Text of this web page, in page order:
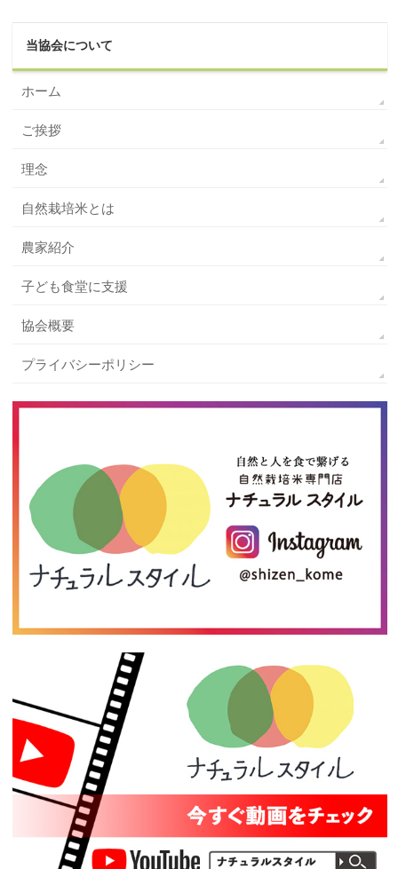
当協会について
ホーム
ご挨拶
理念
自然栽培米とは
農家紹介
子ども食堂に支援
協会概要
プライバシーポリシー